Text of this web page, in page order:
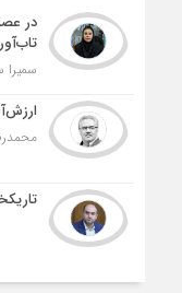
در
سمیرا